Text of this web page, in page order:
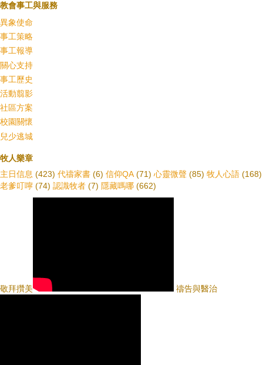
教會事工與服務
異象使命
事工策略
事工報導
關心支持
事工歷史
活動翦影
社區方案
校園關懷
兒少逃城
牧人樂章
主日信息 (423) 代禱家書 (6) 信仰QA (71) 心靈微聲 (85) 牧人心語 (168)
老爹叮嚀 (74) 認識牧者 (7) 隱藏嗎哪 (662)
敬拜攢美 禱告與醫治